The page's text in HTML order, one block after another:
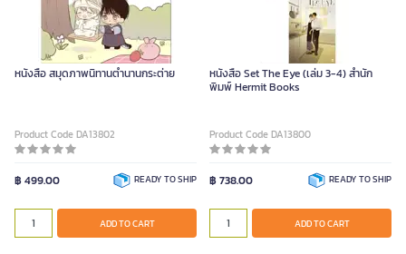
หนังสือ สมุดภาพนิทานตำนานกระต่าย
Product Code DA13802
฿ 499.00 READY TO SHIP
ADD TO CART
หนังสือ Set The Eye (เล่ม 3-4) สำนัก
พิมพ์ Hermit Books
Product Code DA13800
฿ 738.00 READY TO SHIP
ADD TO CART